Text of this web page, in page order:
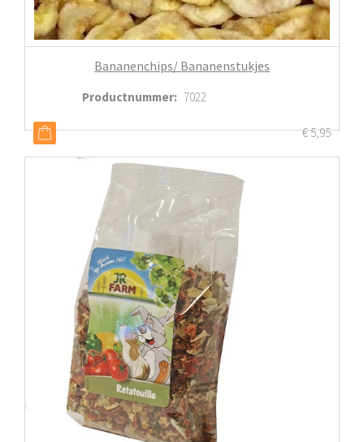
Bananenchips/ Bananenstukjes
Productnummer: 7022
€5,95